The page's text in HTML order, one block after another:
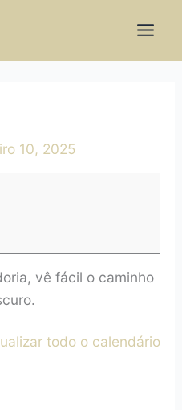
10, 2025
vê fácil o caminho
todo o calendário